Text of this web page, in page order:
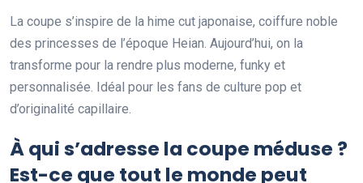
La coupe s’inspire de la hime cut japonaise, coiffure noble
des princesses de l’époque Heian. Aujourd’hui, on la
transforme pour la rendre plus moderne, funky et
personnalisée. Idéal pour les fans de culture pop et
d’originalité capillaire.
À qui s’adresse la coupe méduse ?
Est-ce que tout le monde peut